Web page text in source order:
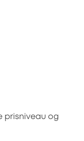
prisniveau og